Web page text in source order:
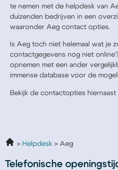
te nemen met de helpdesk van
duizenden bedrijven in een
waaronder Aeg contact opties.
Is Aeg toch niet helemaal wat je
contactgegevens nog niet
opnemen met een ander
immense database voor de
Bekijk de contactopties
Helpdesk Aeg
Telefonische